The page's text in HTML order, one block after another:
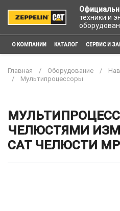
техники и
О КОМПАНИИ КАТАЛОГ СЕРВИС И
Главная Оборудование
Мультипроцессоры
ЧЕЛЮСТЯМИ
CAT ЧЕЛЮСТИ